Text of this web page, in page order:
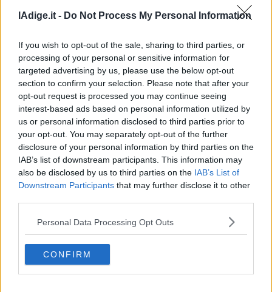
lAdige.it - Do Not Process My Personal Information
If you wish to opt-out of the sale, sharing to third parties, or
processing of your personal or sensitive information for
targeted advertising by us, please use the below opt-out
section to confirm your selection. Please note that after your
opt-out request is processed you may continue seeing
interest-based ads based on personal information utilized by
us or personal information disclosed to third parties prior to
your opt-out. You may separately opt-out of the further
disclosure of your personal information by third parties on the
IAB’s list of downstream participants. This information may
also be disclosed by us to third parties on the IAB’s List of
Downstream Participants that may further disclose it to other
Personal Data Processing Opt Outs
CONFIRM
VIDEO
Landini: “Fidanza ha preso colpo di sole, Cgil non
si gira mai dall'altra parte”
8 AGOSTO 2026